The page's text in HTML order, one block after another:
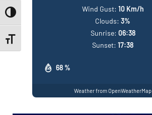
Toggle High Contrast
Toggle Font size
68 %
Wind Gust: 10 Km/h
Clouds: 3%
Sunrise: 06:38
Sunset: 17:38
Weather from OpenWeatherMap